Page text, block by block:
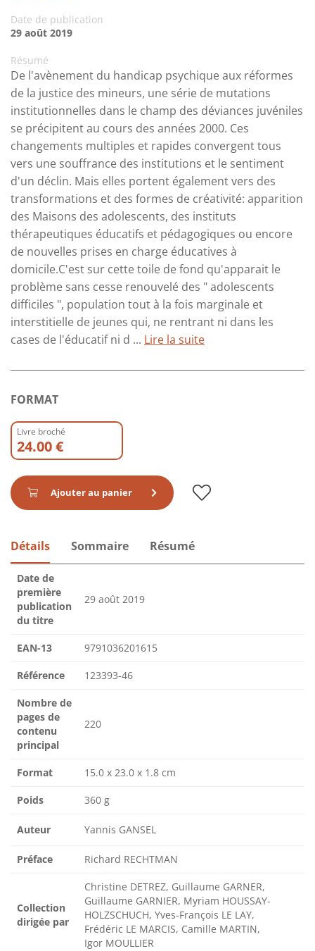
Date de publication
29 août 2019
Résumé
De l'avènement du handicap psychique aux réformes
de la justice des mineurs, une série de mutations
institutionnelles dans le champ des déviances juvéniles
se précipitent au cours des années 2000. Ces
changements multiples et rapides convergent tous
vers une souffrance des institutions et le sentiment
d'un déclin. Mais elles portent également vers des
transformations et des formes de créativité: apparition
des Maisons des adolescents, des instituts
thérapeutiques éducatifs et pédagogiques ou encore
de nouvelles prises en charge éducatives à
domicile.C'est sur cette toile de fond qu'apparait le
problème sans cesse renouvelé des " adolescents
difficiles ", population tout à la fois marginale et
interstitielle de jeunes qui, ne rentrant ni dans les
cases de l'éducatif ni d ... Lire la suite
FORMAT
Livre broché
24.00 €
Ajouter au panier
Détails Sommaire Résumé
Date de
première
publication
du titre
29 août 2019
EAN-13 9791036201615
Référence 123393-46
Nombre de
pages de
contenu
principal
220
Format 15.0 x 23.0 x 1.8 cm
Poids 360 g
Auteur Yannis GANSEL
Préface Richard RECHTMAN
Collection
dirigée par
Christine DETREZ, Guillaume GARNER,
Guillaume GARNIER, Myriam HOUSSAY-
HOLZSCHUCH, Yves-François LE LAY,
Frédéric LE MARCIS, Camille MARTIN,
Igor MOULLIER